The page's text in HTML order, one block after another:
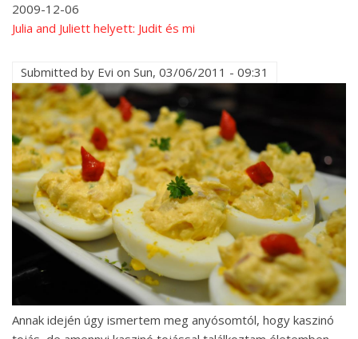
2009-12-06
Julia and Juliett helyett: Judit és mi
Submitted by Evi on Sun, 03/06/2011 - 09:31
Annak idején úgy ismertem meg anyósomtól, hogy kaszinó